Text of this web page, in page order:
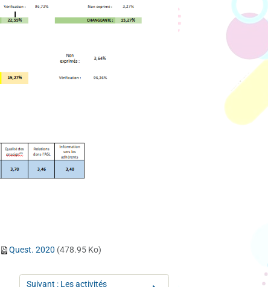
Quest. 2020 (478.95 Ko)
Suivant : Les activités